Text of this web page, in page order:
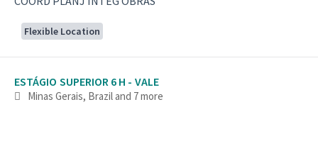
Flexible Location
ESTÁGIO SUPERIOR 6 H - VALE
Minas Gerais, Braziland 7 more